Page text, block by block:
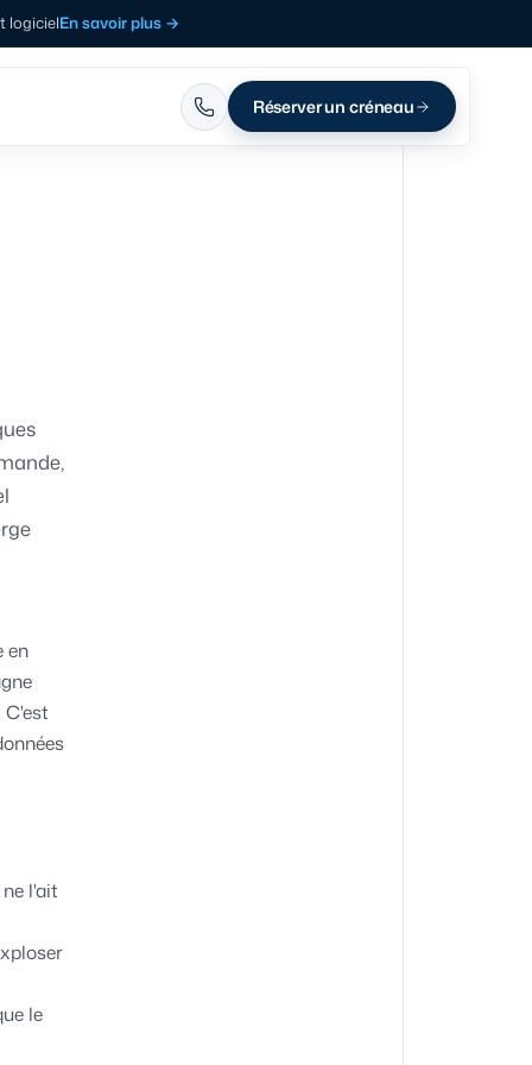
logicielEn savoir plus →
Réserver un créneau
en
l'ait
le